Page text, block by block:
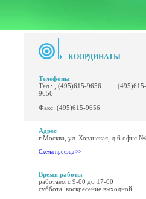
КООРДИНАТЫ
Телефоны
Тел.: , (495)615-9656 (495)615-
9656
Факс: (495)615-9656
Адрес
г.Москва, ул. Хованская, д.6 офис
Схема проезда >>
Время работы
работаем с 9-00 до 17-00
суббота, воскресение выходной